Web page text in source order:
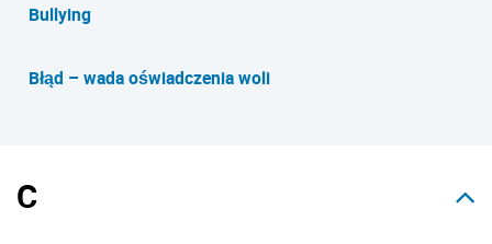
Bullying
Błąd – wada oświadczenia woli
C